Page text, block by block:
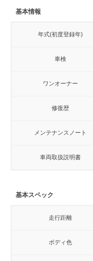
基本情報
年式(初度登録年)
車検
ワンオーナー
修復歴
メンテナンスノート
車両取扱説明書
基本スペック
走行距離
ボディ色